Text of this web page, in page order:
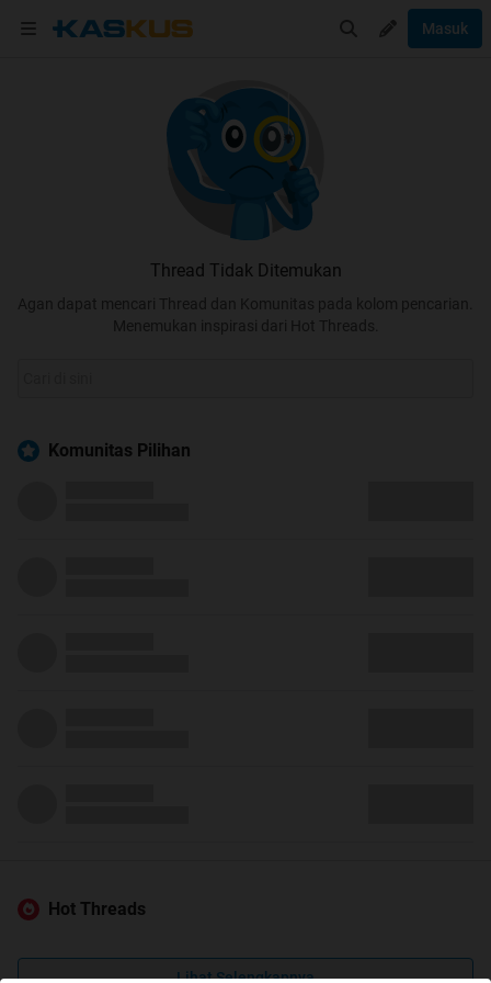
Masuk
Thread Tidak Ditemukan
Agan dapat mencari Thread dan Komunitas pada kolom pencarian.
Menemukan inspirasi dari Hot Threads.
Komunitas Pilihan
Hot Threads
Lihat Selengkapnya